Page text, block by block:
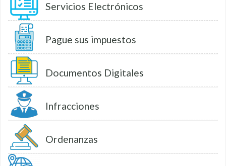
Servicios Electrónicos
Pague sus impuestos
Documentos Digitales
Infracciones
Ordenanzas